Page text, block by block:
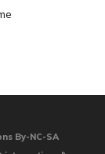
By-NC-SA